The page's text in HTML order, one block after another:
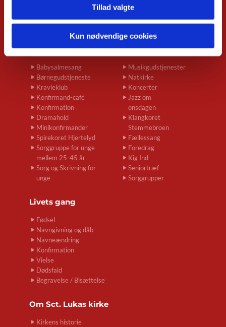
Tillad valgte
Kun nødvendige cookies
Menighedsrådsmøder
Spirekoret Hjertelyd
Børn og unge
Babysalmesang
Børnegudstjeneste
Kravleklub
Konfirmand-café
Konfirmation
Dramahold
Minikonfirmander
Spirekoret Hjertelyd
Sorggruppe for unge
mellem 25-45 år
Sorg og Skrivning for
unge
Voksne
Musikgudstjenester
Natkirke
Koncerter
Jazz om
onsdagen
Klangkoret
Stemmebroen
Fællessang
Foredrag
Kig Ind
Seniortræf
Sorggrupper
Livets gang
Fødsel
Navngivning og dåb
Navneændring
Konfirmation
Vielse
Dødsfald
Begravelse / Bisættelse
Om Sct. Lukas kirke
Kirkens historie